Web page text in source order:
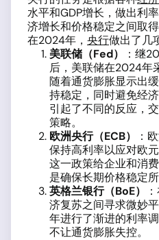
水平和GDP增长，做出利
济增长和价格稳定之间取得
在2024年， 央行做出了几
美联储（Fed）
：继
后，美联储在2024年
随着通货膨胀显示出
持稳定，同时避免经
引起了不同的反应，
策略。
欧洲央行（ECB）
：
保持高利率以应对欧
这一政策给企业和消
是确保长期价格稳定所
英格兰银行（BoE）
济复苏之间寻求微妙
年进行了渐进的利率
不让通货膨胀失控。